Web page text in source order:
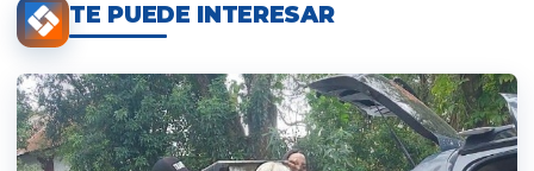
TE PUEDE INTERESAR